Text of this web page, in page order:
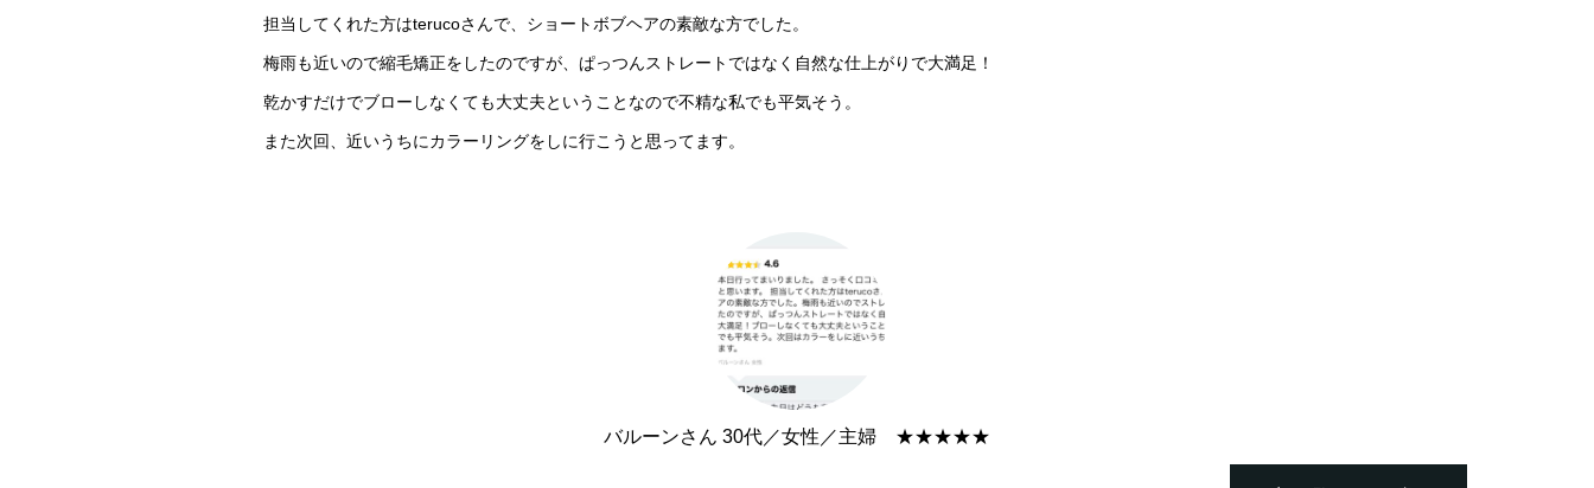
担当してくれた方はterucoさんで、ショートボブヘアの素敵な方でした。
梅雨も近いので縮毛矯正をしたのですが、ぱっつんストレートではなく自然な仕上がりで大満足！
乾かすだけでブローしなくても大丈夫ということなので不精な私でも平気そう。
また次回、近いうちにカラーリングをしに行こうと思ってます。
バルーンさん 30代／女性／主婦 ★★★★★